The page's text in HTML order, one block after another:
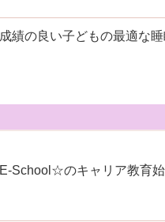
成績の良い子どもの最適な
E-School☆のキャリア教育始